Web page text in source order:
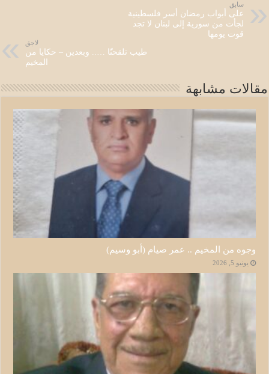
سابق
على أبواب رمضان أسر فلسطينية
لجأت من سورية إلى لبنان لا تجد
قوت يومها
لاجق
طيب تلقحنّا ….. وبعدين – حكايا من
المخيم
مقالات مشابهة
وجوه من المخيم .. عمر صيام (أبو وسيم)
يونيو 5, 2026